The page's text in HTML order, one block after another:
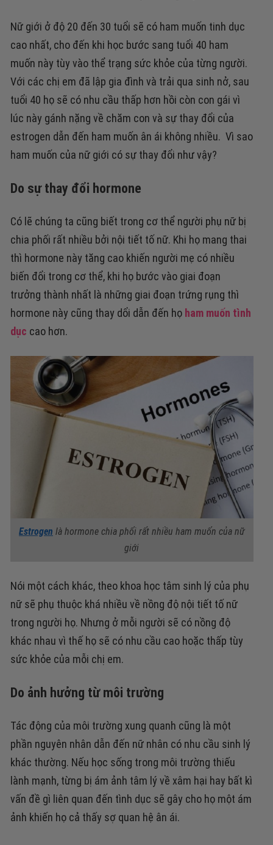
Nữ giới ở độ 20 đến 30 tuổi sẽ có ham muốn tinh dục
cao nhất, cho đến khi học bước sang tuổi 40 ham
muốn này tùy vào thể trạng sức khỏe của từng người.
Với các chị em đã lập gia đình và trải qua sinh nở, sau
tuổi 40 họ sẽ có nhu cầu thấp hơn hồi còn con gái vì
lúc này gánh nặng về chăm con và sự thay đổi của
estrogen dẫn đến ham muốn ân ái không nhiều. Vì sao
ham muốn của nữ giới có sự thay đổi như vậy?
Do sự thay đổi hormone
Có lẽ chúng ta cũng biết trong cơ thể người phụ nữ bị
chia phối rất nhiều bởi nội tiết tố nữ. Khi họ mang thai
thì hormone này tăng cao khiến người mẹ có nhiều
biến đổi trong cơ thể, khi họ bước vào giai đoạn
trưởng thành nhất là những giai đoạn trứng rụng thì
hormone này cũng thay dổi dẫn đến họ ham muốn tình
dục cao hơn.
Estrogen là hormone chia phối rất nhiều ham muốn của nữ
giới
Nói một cách khác, theo khoa học tâm sinh lý của phụ
nữ sẽ phụ thuộc khá nhiều về nồng độ nội tiết tố nữ
trong người họ. Nhưng ở mỗi người sẽ có nồng độ
khác nhau vì thế họ sẽ có nhu cầu cao hoặc thấp tùy
sức khỏe của mỗi chị em.
Do ảnh hưởng từ môi trường
Tác động của môi trường xung quanh cũng là một
phần nguyên nhân dẫn đến nữ nhân có nhu cầu sinh lý
khác thường. Nếu học sống trong môi trường thiếu
lành mạnh, từng bị ám ảnh tâm lý về xâm hại hay bất kì
vấn đề gì liên quan đến tình dục sẽ gây cho họ một ám
ảnh khiến họ cả thấy sợ quan hệ ân ái.